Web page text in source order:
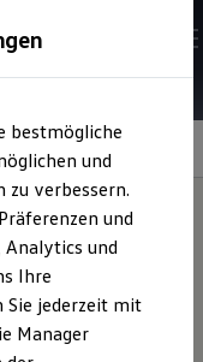
finden
& konfigurieren
bestmögliche
und
verbessern.
und
und
Ihre
Sie jederzeit mit
Manager